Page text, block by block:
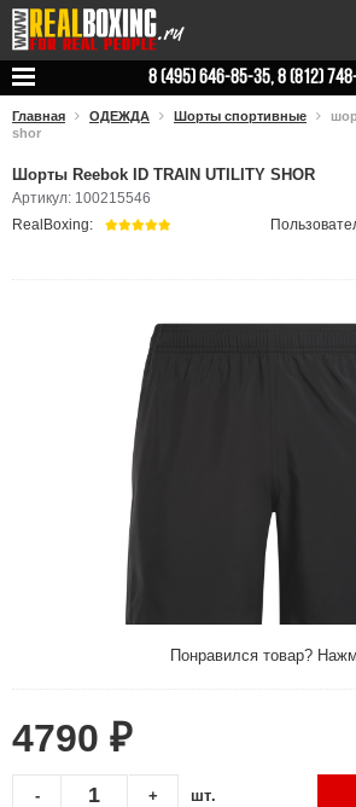
8 (495) 646-85-35, 8 (812)
Главная ОДЕЖДА Шорты спортивные
shor
Шорты Reebok ID TRAIN UTILITY SHOR
Артикул: 100215546
Понравился товар?
RealBoxing:
4790 ₽
+
- шт.